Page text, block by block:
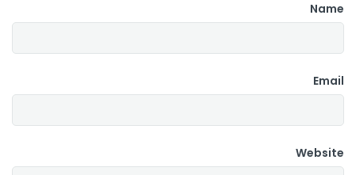
Name
Email
Website